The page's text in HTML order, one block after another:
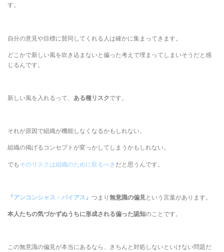
す。
自分の意見や目標に賛同してくれる人は確かに集まってきます。
どこかで新しい風を吹き込まないと偏った考えで埋まってしまいそうだと感
じるんです。
新しい風を入れるって、 ある種リスクです。
それが原因で組織が機能しなくなるかもしれない。
組織の掲げるコンセプトが変っかしてしまうかもしれない。
でもそのリスクは組織のために取るべき だと思うんです。
『アンコンシャス・バイアス』 つまり無意識の偏見という言葉があります。
本人たちの気づかずぬうちに形成される偏った認知のことです。
この無意識の偏見が本当にあるなら、きちんと対処しないといけない問題だ